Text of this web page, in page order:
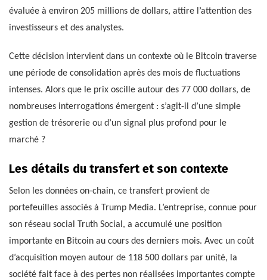
évaluée à environ 205 millions de dollars, attire l’attention des
investisseurs et des analystes.
Cette décision intervient dans un contexte où le Bitcoin traverse
une période de consolidation après des mois de fluctuations
intenses. Alors que le prix oscille autour des 77 000 dollars, de
nombreuses interrogations émergent : s’agit-il d’une simple
gestion de trésorerie ou d’un signal plus profond pour le
marché ?
Les détails du transfert et son contexte
Selon les données on-chain, ce transfert provient de
portefeuilles associés à Trump Media. L’entreprise, connue pour
son réseau social Truth Social, a accumulé une position
importante en Bitcoin au cours des derniers mois. Avec un coût
d’acquisition moyen autour de 118 500 dollars par unité, la
société fait face à des pertes non réalisées importantes compte